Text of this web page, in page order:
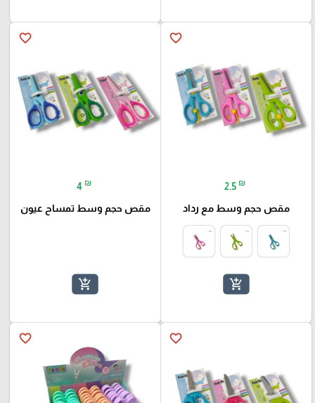
favorite_border
2.5 ₪
مقص حجم وسط مع رداد
add_shopping_cart
favorite_border
4 ₪
مقص حجم وسط تمساح عيون
add_shopping_cart
favorite_border
favorite_border